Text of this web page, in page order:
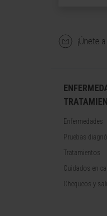
¡Únete
Enfermedades
Pruebas
Tratamientos
Cuidados en
Chequeos y